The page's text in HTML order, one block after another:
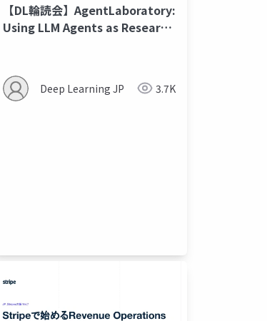
【DL輪読会】AgentLaboratory:
Using LLM Agents as Research
Deep Learning JP 3.7K